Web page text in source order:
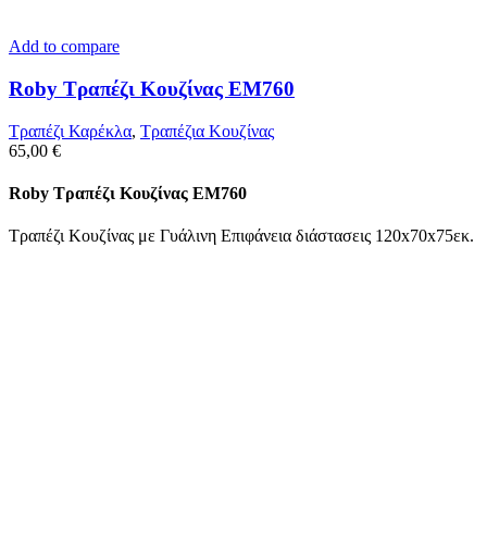
Add to compare
Roby Τραπέζι Κουζίνας ΕΜ760
Τραπέζι Καρέκλα, Tραπέζια Κουζίνας
65,00 €
Roby Τραπέζι Κουζίνας ΕΜ760
Τραπέζι Κουζίνας με Γυάλινη Επιφάνεια διάστασεις 120x70x75εκ.